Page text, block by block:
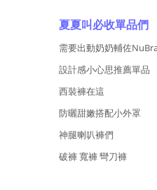
夏夏叫必收單品們
需要出動奶奶輔佐
設計感小心思推薦單品
西裝褲在這
防曬甜嫩搭配小外罩
神腿喇叭褲們
破褲 寬褲 彎刀褲